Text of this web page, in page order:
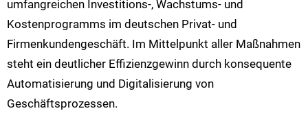
umfangreichen Investitions-, Wachstums- und
Kostenprogramms im deutschen Privat- und
Firmenkundengeschäft. Im Mittelpunkt aller Maßnahmen
steht ein deutlicher Effizienzgewinn durch konsequente
Automatisierung und Digitalisierung von
Geschäftsprozessen.